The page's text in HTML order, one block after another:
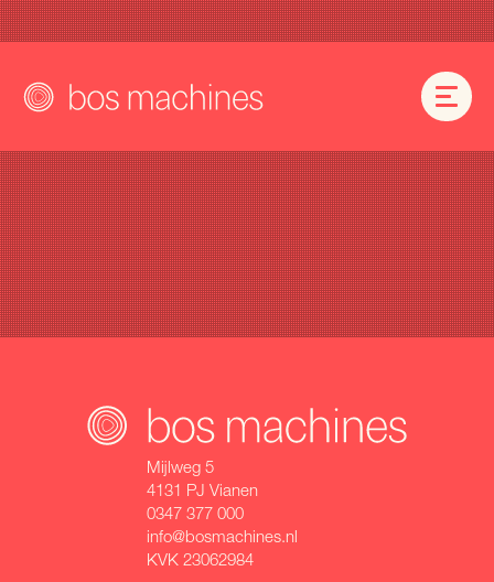
Mijlweg 5
4131 PJ Vianen
0347 377 000
info@bosmachines.nl
KVK 23062984